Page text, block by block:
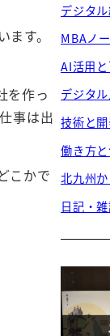
す。
を作っ
事は出
こかで
イ
ブ
デジタ
MBAノ
AI活用
デジタ
技術と
働き方
北九州か
日記・